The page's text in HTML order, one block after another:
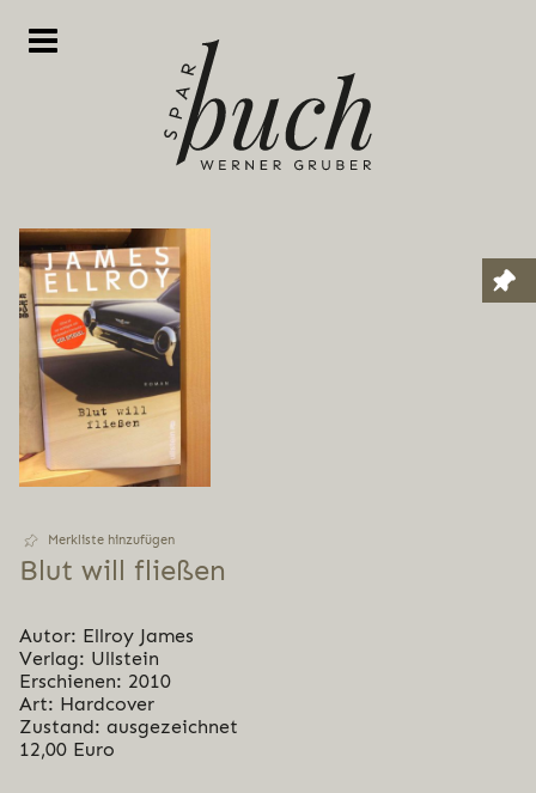
Merkliste hinzufügen
Blut will fließen
Autor: Ellroy James
Verlag: Ullstein
Erschienen: 2010
Art: Hardcover
Zustand: ausgezeichnet
12,00 Euro